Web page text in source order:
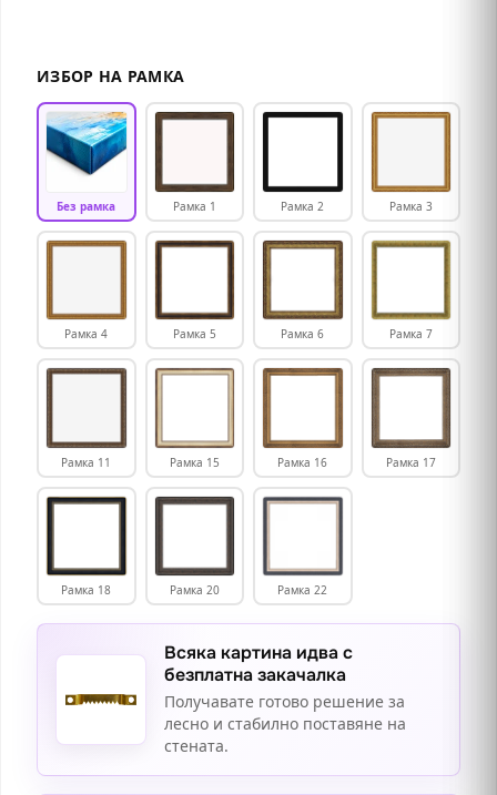
ИЗБОР НА РАМКА
Без рамка Рамка 1 Рамка 2 Рамка 3
Рамка 4 Рамка 5 Рамка 6 Рамка 7
Рамка 11 Рамка 15 Рамка 16 Рамка 17
Рамка 18 Рамка 20 Рамка 22
Всяка картина идва с
безплатна закачалка
Получавате готово решение за
лесно и стабилно поставяне на
стената.